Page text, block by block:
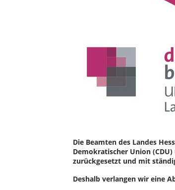
Die Beamten des Landes
Demokratischer Union
zurückgesetzt und mit
Deshalb verlangen wir eine